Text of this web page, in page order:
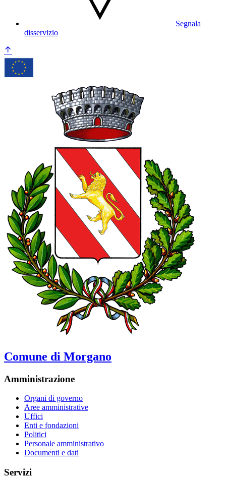
Segnala
disservizio
Comune di Morgano
Amministrazione
Organi di governo
Aree amministrative
Uffici
Enti e fondazioni
Politici
Personale amministrativo
Documenti e dati
Servizi